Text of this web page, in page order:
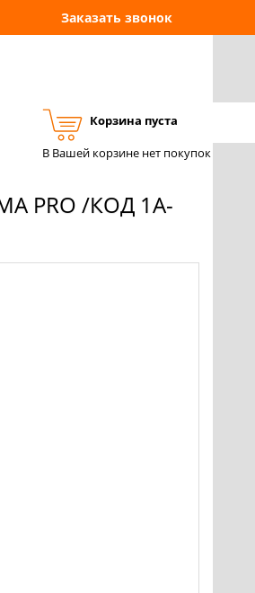
Заказать звонок
Корзина пуста
В Вашей корзине нет покупок
Вход Регистрация
PRO /КОД 1A-